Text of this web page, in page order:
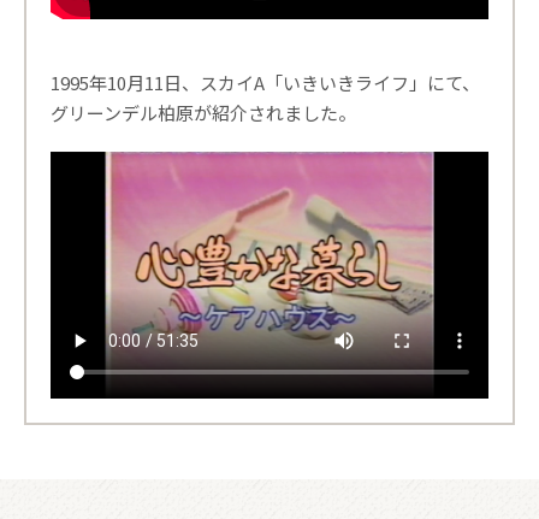
1995年10月11日、スカイA「いきいきライフ」にて、
グリーンデル柏原が紹介されました。